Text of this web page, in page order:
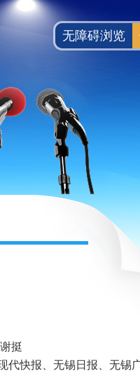
挺
快报、无锡日报、无锡广
无障碍浏览